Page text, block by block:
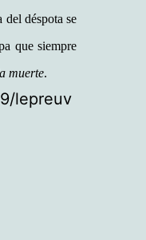
del déspota se
que siempre
muerte.
lepreuv